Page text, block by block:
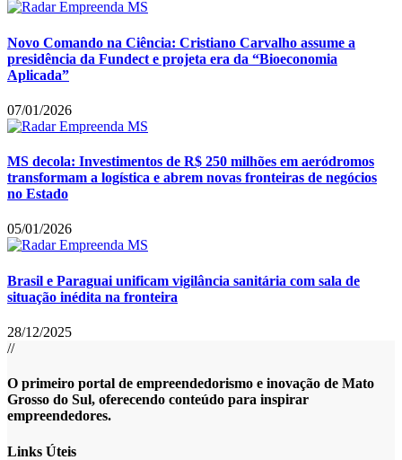
Novo Comando na Ciência: Cristiano Carvalho assume a
presidência da Fundect e projeta era da “Bioeconomia
Aplicada”
07/01/2026
MS decola: Investimentos de R$ 250 milhões em aeródromos
transformam a logística e abrem novas fronteiras de negócios
no Estado
05/01/2026
Brasil e Paraguai unificam vigilância sanitária com sala de
situação inédita na fronteira
28/12/2025
//
O primeiro portal de empreendedorismo e inovação de Mato
Grosso do Sul, oferecendo conteúdo para inspirar
empreendedores.
Links Úteis